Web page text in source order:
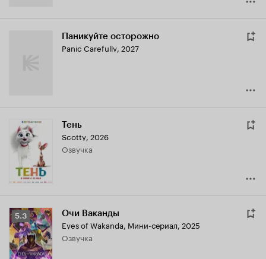
Паникуйте осторожно
Panic Carefully, 2027
Тень
Scotty, 2026
озвучка
Рейтинг
Кинопоиска
5.3
5.3 Очи Ваканды
Eyes of Wakanda, Мини-сериал, 2025
озвучка